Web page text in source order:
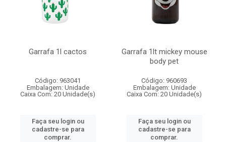
Garrafa 1l cactos
Código: 963041
Embalagem: Unidade
Caixa Com: 20 Unidade(s)
Faça seu login ou
cadastre-se para
comprar.
Garrafa 1lt mickey mouse
body pet
Código: 960693
Embalagem: Unidade
Caixa Com: 20 Unidade(s)
Faça seu login ou
cadastre-se para
comprar.